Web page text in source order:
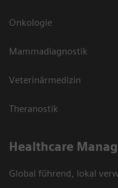
Onkologie
Mammadiagnostik
Veterinärmedizin
Theranostik
Healthcare
Global führend, lokal